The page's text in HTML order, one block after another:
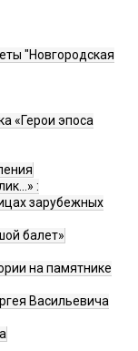
"Новгородская
«Герои эпоса
:
зарубежных
балет»
на памятнике
Васильевича